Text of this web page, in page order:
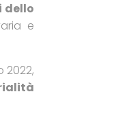
dello
e
2022,